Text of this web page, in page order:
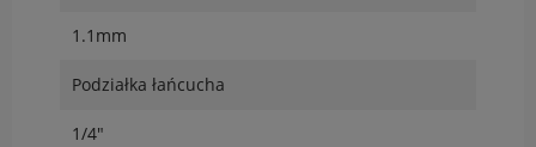
1.1mm
Podziałka łańcucha
1/4"